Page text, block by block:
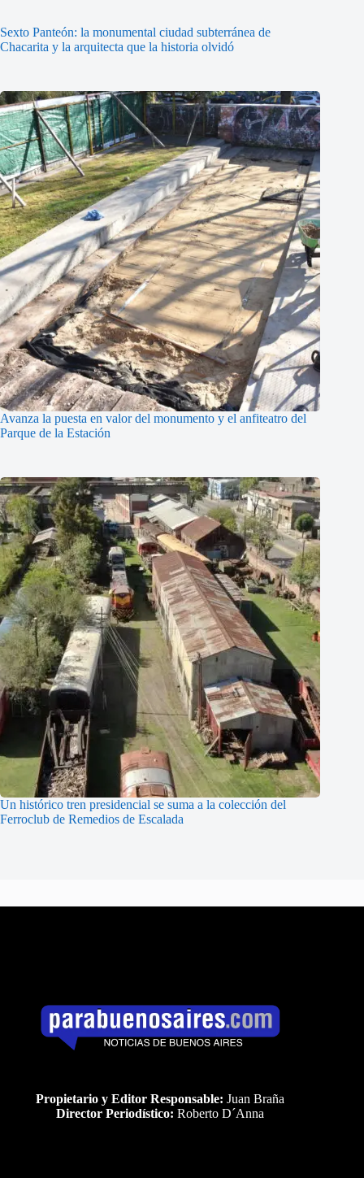
Sexto Panteón: la monumental ciudad subterránea de
Chacarita y la arquitecta que la historia olvidó
Avanza la puesta en valor del monumento y el anfiteatro del
Parque de la Estación
Un histórico tren presidencial se suma a la colección del
Ferroclub de Remedios de Escalada
Propietario y Editor Responsable: Juan Braña
Director Periodístico: Roberto D´Anna